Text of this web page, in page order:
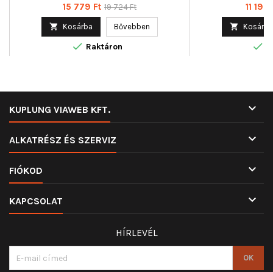
Ár
15 779 Ft Normál
19 724 Ft
 Kosárba Bővebben
 Raktáron
Ár
11 192
 Kosárba

KUPLUNG VIAWEB KFT. 
ALKATRÉSZ ÉS SZERVIZ 
FIÓKOD 
KAPCSOLAT 
HÍRLEVÉL